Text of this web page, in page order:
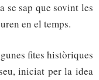
se sap que sovint les
en el temps.
fites històriques
iniciat per la idea